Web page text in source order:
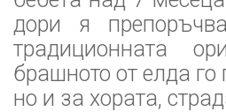
дори я
традиционната
брашното от елда
но и за хората,